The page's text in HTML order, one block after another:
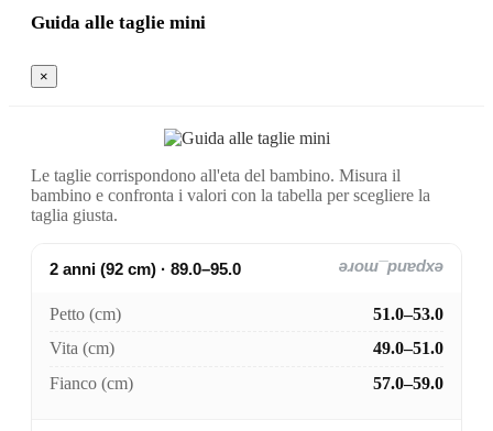
Guida alle taglie mini
×
Le taglie corrispondono all'eta del bambino. Misura il
bambino e confronta i valori con la tabella per scegliere la
taglia giusta.
2 anni (92 cm) · 89.0–95.0 expand_more
Petto (cm)
51.0–53.0
Vita (cm)
49.0–51.0
Fianco (cm)
57.0–59.0